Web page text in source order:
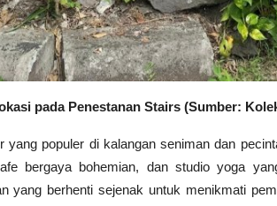
pada Penestanan Stairs (Sumber:
yang populer di kalangan seniman dan
bergaya bohemian, dan studio yoga
yang berhenti sejenak untuk menikmati